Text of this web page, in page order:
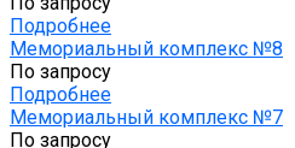
Подробнее
Мемориальный комплекс №8
По запросу
Подробнее
Мемориальный комплекс №7
По запросу